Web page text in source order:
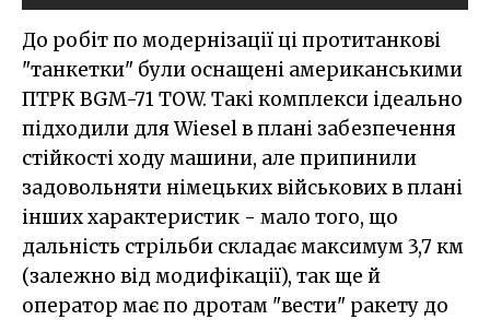
До робіт по модернізації ці протитанкові
"танкетки" були оснащені американськими
ПТРК BGM-71 TOW. Такі комплекси ідеально
підходили для Wiesel в плані забезпечення
стійкості ходу машини, але припинили
задовольняти німецьких військових в плані
інших характеристик - мало того, що
дальність стрільби складає максимум 3,7 км
(залежно від модифікації), так ще й
оператор має по дротам "вести" ракету до